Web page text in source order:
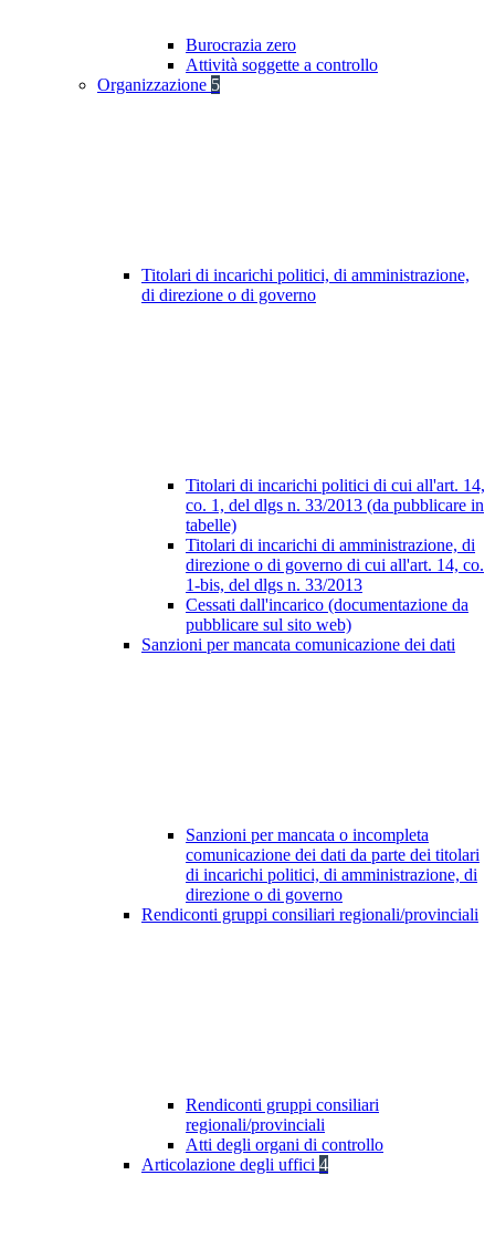
Burocrazia zero
Attività soggette a controllo
Organizzazione 5
Titolari di incarichi politici, di amministrazione,
di direzione o di governo
Titolari di incarichi politici di cui all'art. 14,
co. 1, del dlgs n. 33/2013 (da pubblicare in
tabelle)
Titolari di incarichi di amministrazione, di
direzione o di governo di cui all'art. 14, co.
1-bis, del dlgs n. 33/2013
Cessati dall'incarico (documentazione da
pubblicare sul sito web)
Sanzioni per mancata comunicazione dei dati
Sanzioni per mancata o incompleta
comunicazione dei dati da parte dei titolari
di incarichi politici, di amministrazione, di
direzione o di governo
Rendiconti gruppi consiliari regionali/provinciali
Rendiconti gruppi consiliari
regionali/provinciali
Atti degli organi di controllo
Articolazione degli uffici 4